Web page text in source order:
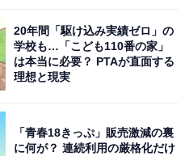
20年間「駆け込み実績ゼロ」の
学校も…「こども110番の家」
は本当に必要？ PTAが直面する
理想と現実
「青春18きっぷ」販売激減の裏
に何が？ 連続利用の厳格化だけ